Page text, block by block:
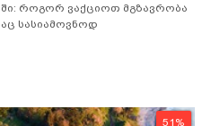
როგორ ვაქციოთ მგზავრობა
სასიამოვნოდ
51%